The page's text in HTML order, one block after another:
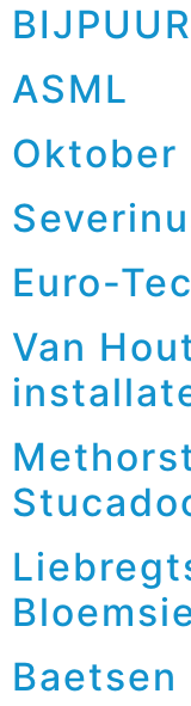
BIJPUUR
ASML
Oktober
Euro-
Van
Baetsen